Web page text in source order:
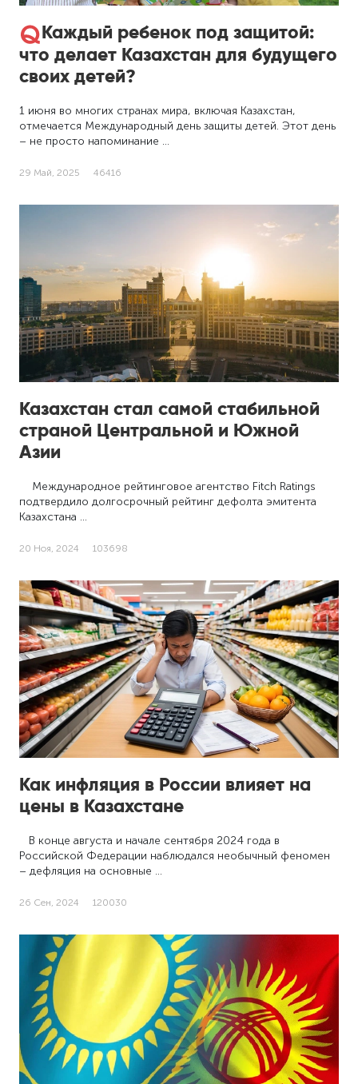
Каждый ребенок под защитой:
что делает Казахстан для будущего
своих детей?
1 июня во многих странах мира, включая Казахстан,
отмечается Международный день защиты детей. Этот день
– не просто напоминание …
29 Май, 2025 46416
Казахстан стал самой стабильной
страной Центральной и Южной
Азии
Международное рейтинговое агентство Fitch Ratings
подтвердило долгосрочный рейтинг дефолта эмитента
Казахстана …
20 Ноя, 2024 103698
Как инфляция в России влияет на
цены в Казахстане
В конце августа и начале сентября 2024 года в
Российской Федерации наблюдался необычный феномен
– дефляция на основные …
26 Сен, 2024 120030